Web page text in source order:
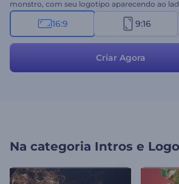
monstro, com seu logotipo aparecendo ao
la adicionando seu logotipo, slogan e uma
assustadora. Perfeito para convites de festas
eventos e outros projetos temáticos.
16:9 9:16
Criar Agora
Na categoria Intros e